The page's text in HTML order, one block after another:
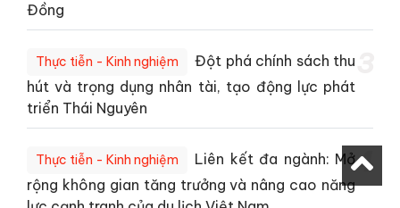
Đồng
Thực tiễn - Kinh nghiệm
Đột phá chính sách thu
hút và trọng dụng nhân tài, tạo động lực phát
triển Thái Nguyên
Thực tiễn - Kinh nghiệm
Liên kết đa ngành: Mở
rộng không gian tăng trưởng và nâng cao năng
4